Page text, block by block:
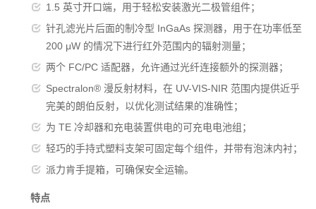
1.5 英寸开口端，用于轻松安装激光二极管组件；
针孔滤光片后面的制冷型 InGaAs 探测器，用于在功率低至
200 μW 的情况下进行红外范围内的辐射测量；
两个 FC/PC 适配器，允许通过光纤连接额外的探测器；
Spectralon® 漫反射材料，在 UV-VIS-NIR 范围内提供近乎
完美的朗伯反射，以优化测试结果的准确性；
为 TE 冷却器和充电装置供电的可充电电池组；
轻巧的手持式塑料支架可固定每个组件，并带有泡沫内衬；
派力肯手提箱，可确保安全运输。
特点